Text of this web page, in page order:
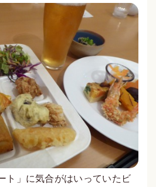
ト」に気合がはいっていたビ